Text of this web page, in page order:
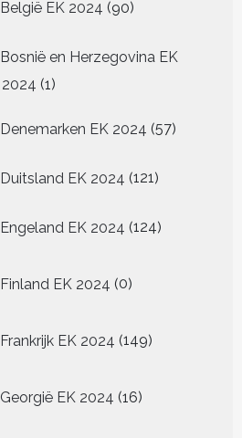
België EK 2024 90
Bosnië en Herzegovina EK
2024 11
Denemarken EK 2024 5757
Duitsland EK 2024 121121
Engeland EK 2024 124124
Finland EK 2024 0
producten
Frankrijk EK 2024 149149
Georgië EK 2024 16
producten